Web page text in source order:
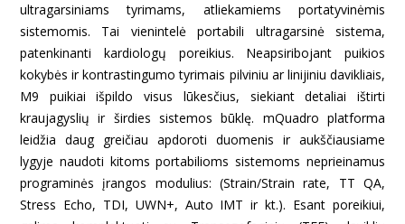
ultragarsiniams tyrimams, atliekamiems portatyvinėmis
sistemomis. Tai vienintelė portabili ultragarsinė sistema,
patenkinanti kardiologų poreikius. Neapsiribojant puikios
kokybės ir kontrastingumo tyrimais pilviniu ar linijiniu davikliais,
M9 puikiai išpildo visus lūkesčius, siekiant detaliai ištirti
kraujagyslių ir širdies sistemos būklę. mQuadro platforma
leidžia daug greičiau apdoroti duomenis ir aukščiausiame
lygyje naudoti kitoms portabilioms sistemoms neprieinamus
programinės įrangos modulius: (Strain/Strain rate, TT QA,
Stress Echo, TDI, UWN+, Auto IMT ir kt.). Esant poreikiui,